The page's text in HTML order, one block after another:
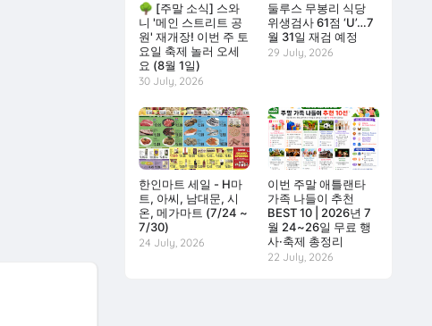
🌳 [주말 소식] 스와
니 '메인 스트리트 공
원' 재개장! 이번 주 토
요일 축제 놀러 오세
요 (8월 1일)
30 July, 2026
둘루스 무봉리 식당
위생검사 61점 ‘U’…7
월 31일 재검 예정
29 July, 2026
한인마트 세일 - H마
트, 아씨, 남대문, 시
온, 메가마트 (7/24 ~
7/30)
24 July, 2026
이번 주말 애틀랜타
가족 나들이 추천
BEST 10 | 2026년 7
월 24~26일 무료 행
사·축제 총정리
22 July, 2026